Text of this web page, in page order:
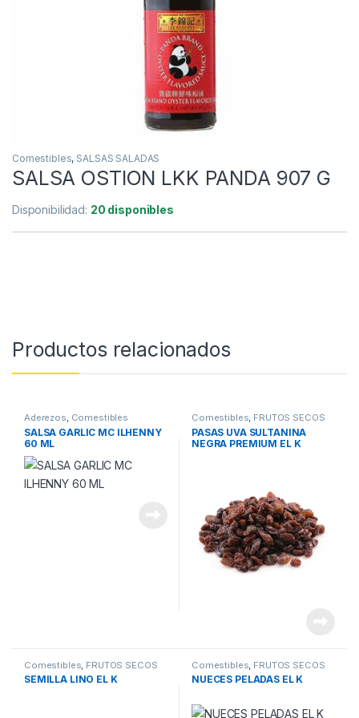
Comestibles, SALSAS SALADAS
SALSA OSTION LKK PANDA 907 G
Disponibilidad: 20 disponibles
Productos relacionados
Aderezos, Comestibles
SALSA GARLIC MC ILHENNY
60 ML
Comestibles, FRUTOS SECOS
PASAS UVA SULTANINA
NEGRA PREMIUM EL K
Comestibles FRUTOS SECOS
SEMILLA LINO EL K
Comestibles FRUTOS SECOS
NUECES PELADAS EL K